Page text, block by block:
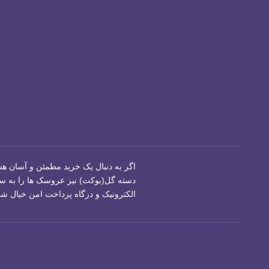
اگر به دنبال یک خرید مطمئن و آسان
دسته گل(بوکت) نیز عروسک ها را به
الکترونیک و درگاه پرداخت امن خیال